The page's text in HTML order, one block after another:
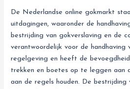
De Nederlandse online gokmarkt
uitdagingen, waaronder de
bestrijding van gokverslaving en de
verantwoordelijk voor de handhaving
regelgeving en heeft de
trekken en boetes op te leggen aan
aan de regels houden. De bestrijding